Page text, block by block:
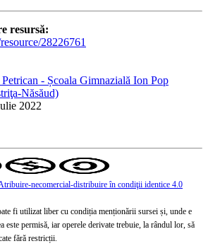
resursă:
28226761
- Școala Gimnazială Ion Pop
Năsăud)
2022
necomercial-distribuire în condiţii identice 4.0
fi utilizat liber cu condiția menționării sursei și, unde e
permisă, iar operele derivate trebuie, la rândul lor, să
fără restricții.